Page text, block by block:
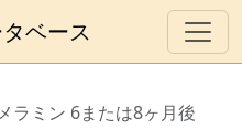
ベース
ラミン 6または8ヶ月後